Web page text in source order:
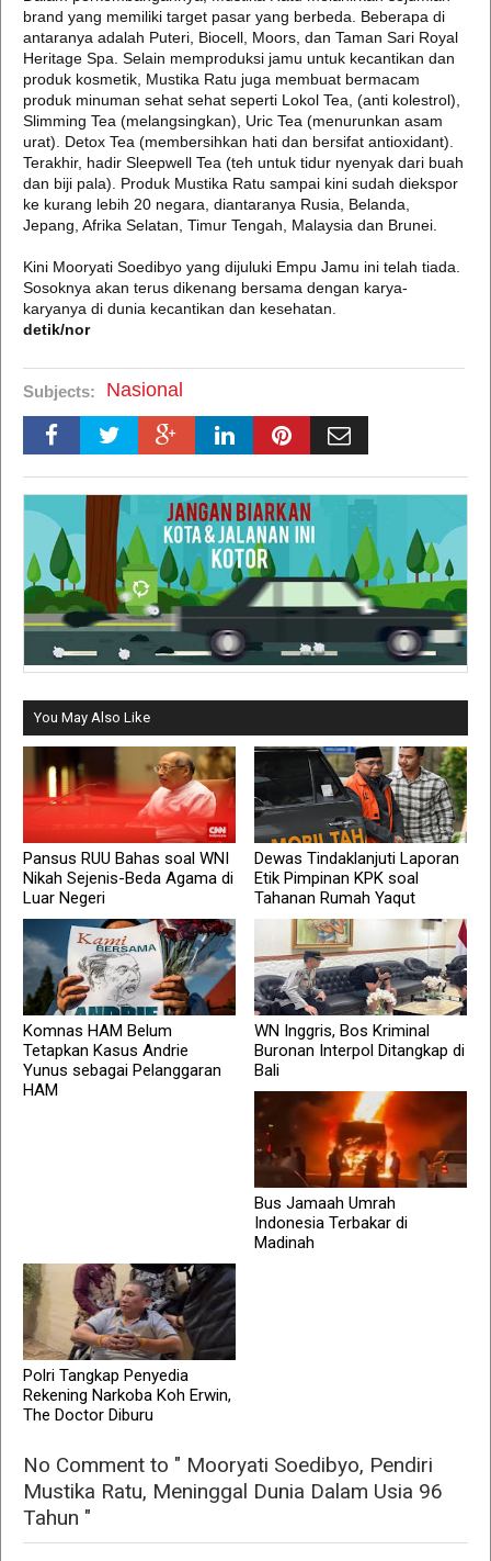
brand yang memiliki target pasar yang berbeda. Beberapa di
antaranya adalah Puteri, Biocell, Moors, dan Taman Sari Royal
Heritage Spa. Selain memproduksi jamu untuk kecantikan dan
produk kosmetik, Mustika Ratu juga membuat bermacam
produk minuman sehat sehat seperti Lokol Tea, (anti kolestrol),
Slimming Tea (melangsingkan), Uric Tea (menurunkan asam
urat). Detox Tea (membersihkan hati dan bersifat antioxidant).
Terakhir, hadir Sleepwell Tea (teh untuk tidur nyenyak dari buah
dan biji pala). Produk Mustika Ratu sampai kini sudah diekspor
ke kurang lebih 20 negara, diantaranya Rusia, Belanda,
Jepang, Afrika Selatan, Timur Tengah, Malaysia dan Brunei.
Kini Mooryati Soedibyo yang dijuluki Empu Jamu ini telah tiada.
Sosoknya akan terus dikenang bersama dengan karya-
karyanya di dunia kecantikan dan kesehatan.
detik/nor
Subjects: Nasional
You May Also Like
Pansus RUU Bahas soal WNI
Nikah Sejenis-Beda Agama di
Luar Negeri
Dewas Tindaklanjuti Laporan
Etik Pimpinan KPK soal
Tahanan Rumah Yaqut
Komnas HAM Belum
Tetapkan Kasus Andrie
Yunus sebagai Pelanggaran
HAM
WN Inggris, Bos Kriminal
Buronan Interpol Ditangkap di
Bali
Bus Jamaah Umrah
Indonesia Terbakar di
Madinah
Polri Tangkap Penyedia
Rekening Narkoba Koh Erwin,
The Doctor Diburu
No Comment to " Mooryati Soedibyo, Pendiri
Mustika Ratu, Meninggal Dunia Dalam Usia 96
Tahun "